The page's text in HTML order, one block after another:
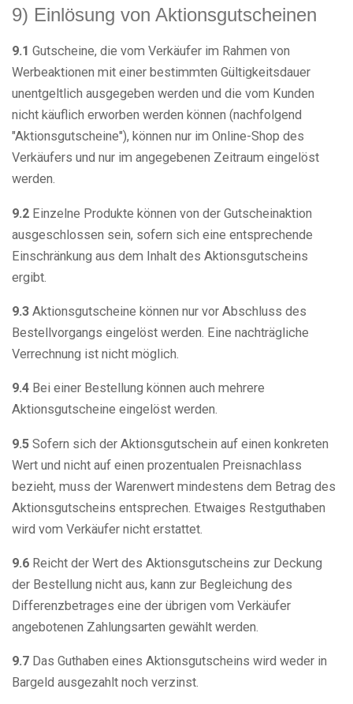
9) Einlösung von Aktionsgutscheinen
9.1 Gutscheine, die vom Verkäufer im Rahmen von
Werbeaktionen mit einer bestimmten Gültigkeitsdauer
unentgeltlich ausgegeben werden und die vom Kunden
nicht käuflich erworben werden können (nachfolgend
"Aktionsgutscheine"), können nur im Online-Shop des
Verkäufers und nur im angegebenen Zeitraum eingelöst
werden.
9.2 Einzelne Produkte können von der Gutscheinaktion
ausgeschlossen sein, sofern sich eine entsprechende
Einschränkung aus dem Inhalt des Aktionsgutscheins
ergibt.
9.3 Aktionsgutscheine können nur vor Abschluss des
Bestellvorgangs eingelöst werden. Eine nachträgliche
Verrechnung ist nicht möglich.
9.4 Bei einer Bestellung können auch mehrere
Aktionsgutscheine eingelöst werden.
9.5 Sofern sich der Aktionsgutschein auf einen konkreten
Wert und nicht auf einen prozentualen Preisnachlass
bezieht, muss der Warenwert mindestens dem Betrag des
Aktionsgutscheins entsprechen. Etwaiges Restguthaben
wird vom Verkäufer nicht erstattet.
9.6 Reicht der Wert des Aktionsgutscheins zur Deckung
der Bestellung nicht aus, kann zur Begleichung des
Differenzbetrages eine der übrigen vom Verkäufer
angebotenen Zahlungsarten gewählt werden.
9.7 Das Guthaben eines Aktionsgutscheins wird weder in
Bargeld ausgezahlt noch verzinst.